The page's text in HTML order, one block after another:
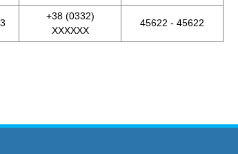
+38 (0332)
XXXXXX
45622 - 45622